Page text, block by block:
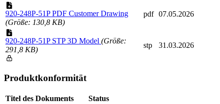
920-248P-51P PDF Customer Drawing
(Größe: 130,8 KB)
pdf 07.05.2026
920-248P-51P STP 3D Model (Größe:
291,8 KB)
stp 31.03.2026
Produktkonformität
Titel des Dokuments Status